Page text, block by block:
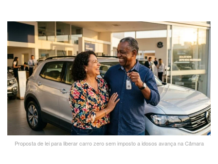
Proposta de lei para liberar carro zero sem imposto a idosos avança na Câmara